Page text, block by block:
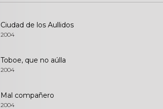
Ciudad de los Aullidos
2004
Toboe, que no aúlla
2004
Mal compañero
2004